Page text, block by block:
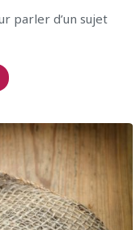
d’un sujet